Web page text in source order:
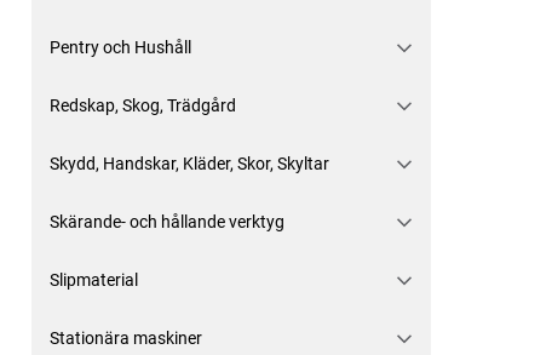
Pentry och Hushåll
Redskap, Skog, Trädgård
Skydd, Handskar, Kläder, Skor, Skyltar
Skärande- och hållande verktyg
Slipmaterial
Stationära maskiner